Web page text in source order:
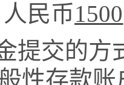
人民币1500
提交的方
性存款